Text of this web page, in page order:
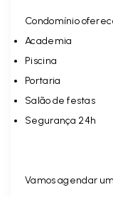
Condomínio
Academia
Piscina
Portaria
Salão de festas
Segurança 24h
Vamos agendar